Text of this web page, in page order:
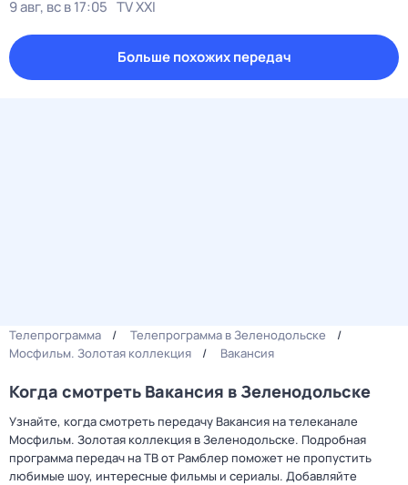
9 авг, вс в 17:05 TV XXI
Больше похожих передач
Телепрограмма
Телепрограмма в Зеленодольске
Мосфильм. Золотая коллекция
Вакансия
Когда смотреть Вакансия в Зеленодольске
Узнайте, когда смотреть передачу Вакансия на телеканале
Мосфильм. Золотая коллекция в Зеленодольске. Подробная
программа передач на ТВ от Рамблер поможет не пропустить
любимые шоу, интересные фильмы и сериалы. Добавляйте